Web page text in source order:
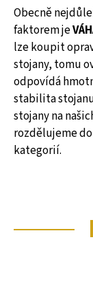
Obecně
faktorem je
lze koupit
stojany, tomu
odpovídá
stabilita
stojany na
rozdělujeme
kategorií.